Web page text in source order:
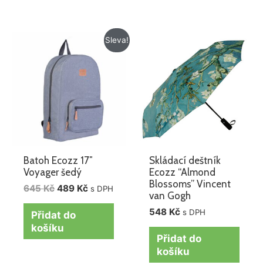
Sleva!
Batoh Ecozz 17″
Voyager šedý
645Kč
Původní
cena
byla:
645 Kč.
489 Kč
Aktuální
cena
je:
489 Kč.
s DPH
Přidat do
košíku
Skládací deštník
Ecozz “Almond
Blossoms” Vincent
van Gogh
548 Kč s DPH
Přidat do
košíku